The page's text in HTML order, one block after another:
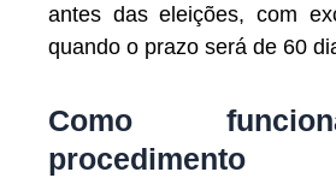
antes das eleições, com
quando o prazo será de 60
Como
procedimento